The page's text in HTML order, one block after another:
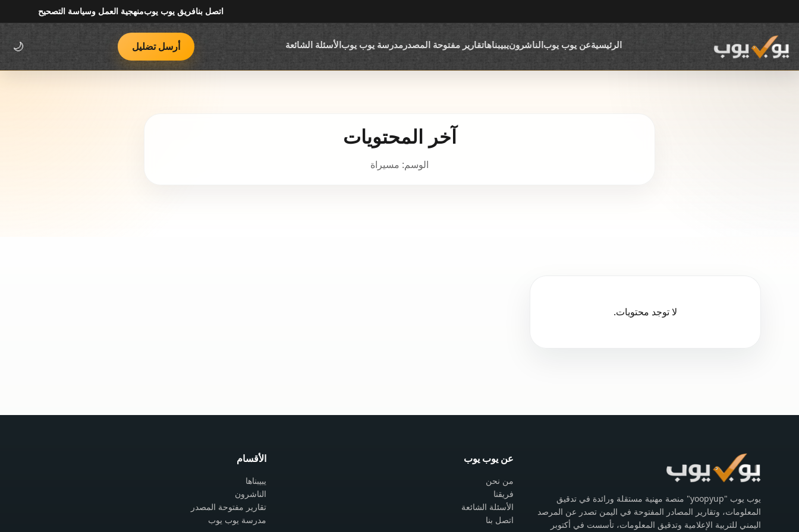
اتصل بنافريق يوب يوبمنهجية العمل وسياسة التصحيح
الرئيسيةعن يوب يوبالناشرونيبيبناهاتقارير مفتوحة المصدر مدرسة يوب يوبالأسئلة الشائعة أرسل تضليل 🌙
آخر المحتويات
الوسم: مسيراة
لا توجد محتويات.
يوب يوب "yoopyup" منصة مهنية مستقلة ورائدة في تدقيق
المعلومات، وتقارير المصادر المفتوحة في اليمن تصدر عن المرصد
اليمني للتربية الإعلامية وتدقيق المعلومات، تأسست في أكتوبر
عن يوب يوب
من نحن
فريقنا
الأسئلة الشائعة
اتصل بنا
الأقسام
يبيبناها
الناشرون
تقارير مفتوحة المصدر
مدرسة يوب يوب